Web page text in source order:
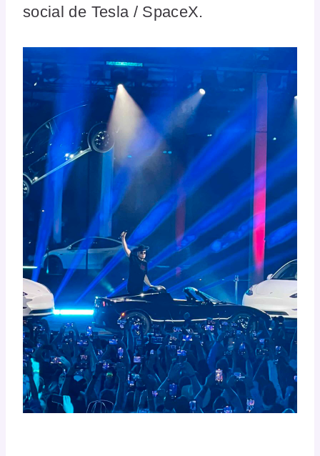
social de Tesla / SpaceX.